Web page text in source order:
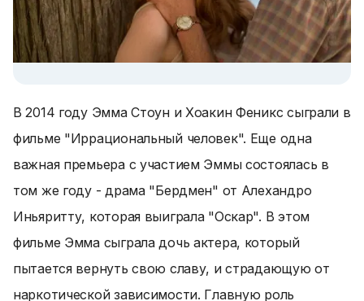
В 2014 году Эмма Стоун и Хоакин Феникс сыграли в
фильме "Иррациональный человек". Еще одна
важная премьера с участием Эммы состоялась в
том же году - драма "Бердмен" от Алехандро
Иньяритту, которая выиграла "Оскар". В этом
фильме Эмма сыграла дочь актера, который
пытается вернуть свою славу, и страдающую от
наркотической зависимости. Главную роль